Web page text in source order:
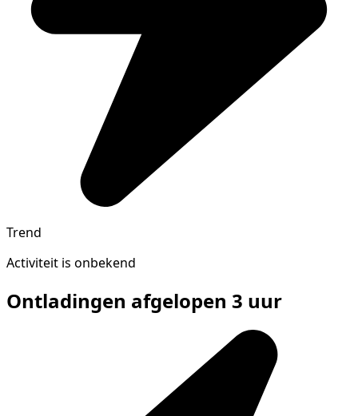
Trend
Activiteit is onbekend
Ontladingen afgelopen 3 uur